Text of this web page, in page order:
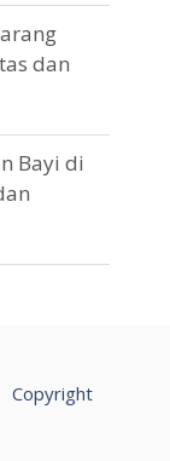
dan
Bayi di
Copyright